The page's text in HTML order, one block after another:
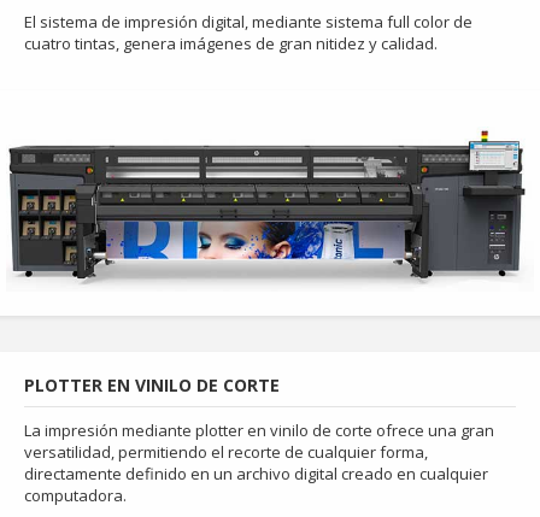
El sistema de impresión digital, mediante sistema full color de
cuatro tintas, genera imágenes de gran nitidez y calidad.
PLOTTER EN VINILO DE CORTE
La impresión mediante plotter en vinilo de corte ofrece una gran
versatilidad, permitiendo el recorte de cualquier forma,
directamente definido en un archivo digital creado en cualquier
computadora.